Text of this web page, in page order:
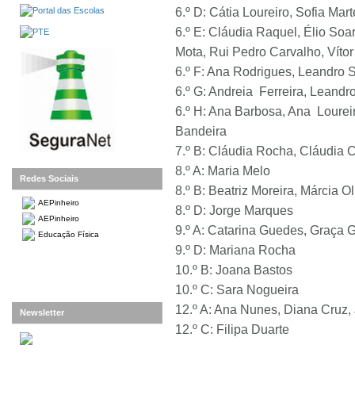
6.º D: Cátia Loureiro, Sofia
6.º E: Cláudia Raquel, Élio
Mota, Rui Pedro Carvalho,
6.º F: Ana Rodrigues, Leandro
6.º G: Andreia Ferreira,
6.º H: Ana Barbosa, Ana
Bandeira
7.º B: Cláudia Rocha, Cláudia
8.º A: Maria Melo
8.º B: Beatriz Moreira, Márcia
8.º D: Jorge Marques
9.º A: Catarina Guedes, Graça
9.º D: Mariana Rocha
10.º B: Joana Bastos
10.º C: Sara Nogueira
12.º A: Ana Nunes, Diana
12.º C: Filipa Duarte
Redes Sociais
AEPinheiro
AEPinheiro
Educação Física
Newsletter